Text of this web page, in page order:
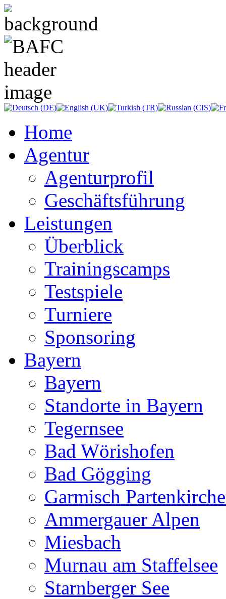
Home
Agentur
Agenturprofil
Geschäftsführung
Leistungen
Überblick
Trainingscamps
Testspiele
Turniere
Sponsoring
Bayern
Bayern
Standorte in Bayern
Tegernsee
Bad Wörishofen
Bad Gögging
Garmisch
Ammergauer Alpen
Miesbach
Murnau am Staffelsee
Starnberger See